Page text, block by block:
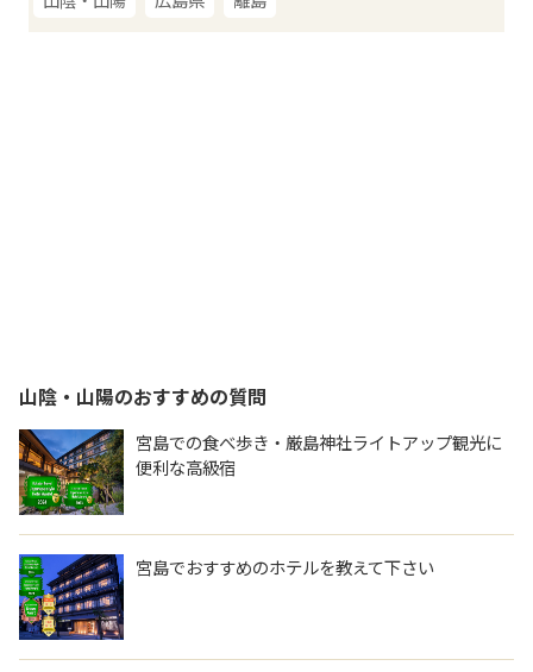
山陰・山陽のおすすめの質問
宮島での食べ歩き・厳島神社ライトアップ観光に
便利な高級宿
宮島でおすすめのホテルを教えて下さい